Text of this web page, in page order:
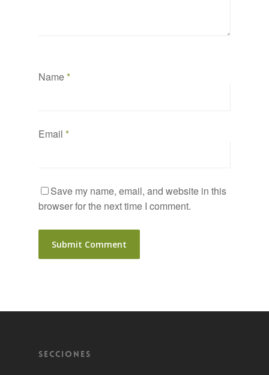
Name*
Email *
Save my name, email, and website in this
browser for the next time I comment.
Secciones